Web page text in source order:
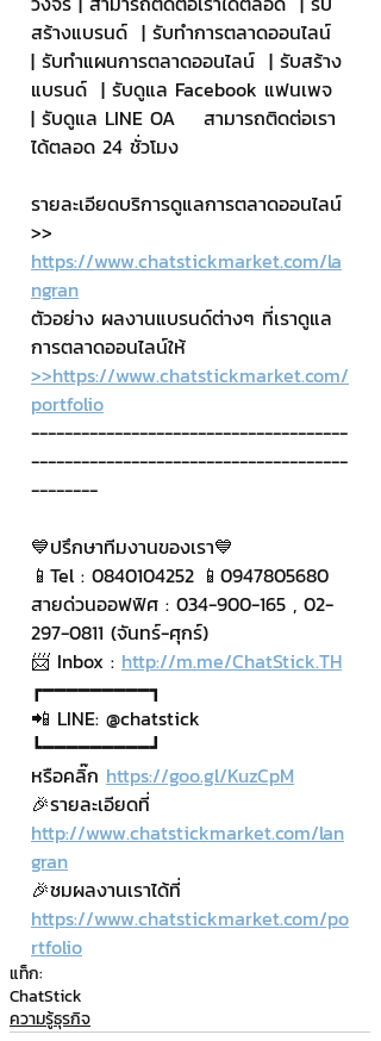
สร้างแบรนด์  | รับทำการตลาดออนไลน์
| รับทำแผนการตลาดออนไลน์  | รับสร้าง
แบรนด์  | รับดูแล Facebook แฟนเพจ
| รับดูแล LINE OA    สามารถติดต่อเรา
ได้ตลอด 24 ชั่วโมง
รายละเอียดบริการดูแลการตลาดออนไลน์
>>
https://www.chatstickmarket.com/la
ngran
ตัวอย่าง ผลงานแบรนด์ต่างๆ ที่เราดูแล
การตลาดออนไลน์ให้
>>https://www.chatstickmarket.com/
portfolio
--------------------------------------
--------------------------------------
--------
💙ปรึกษาทีมงานของเรา💙
📱Tel : 0840104252 📱0947805680
สายด่วนออฟฟิศ : 034-900-165 , 02-
297-0811 (จันทร์-ศุกร์)
📨 Inbox : http://m.me/ChatStick.TH
┏━━━━━━━━━┓
📲 LINE: @chatstick
┗━━━━━━━━━┛
หรือคลิ๊ก https://goo.gl/KuzCpM
🎉รายละเอียดที่
http://www.chatstickmarket.com/lan
gran
🎉ชมผลงานเราได้ที่
https://www.chatstickmarket.com/po
rtfolio
แท็ก:
ChatStick
ความรู้ธุรกิจ